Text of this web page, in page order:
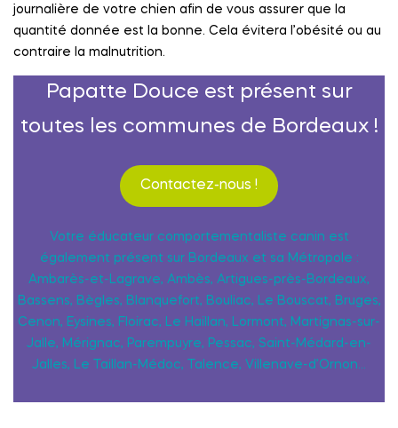
journalière de votre chien afin de vous assurer que la
quantité donnée est la bonne. Cela évitera l’obésité ou au
contraire la malnutrition.
Papatte Douce est présent sur
toutes les communes de Bordeaux !
Contactez-nous !
Votre éducateur comportementaliste canin est
également présent sur Bordeaux et sa Métropole :
Ambarès-et-Lagrave, Ambès, Artigues-près-Bordeaux,
Bassens, Bègles, Blanquefort, Bouliac, Le Bouscat, Bruges,
Cenon, Eysines, Floirac, Le Haillan, Lormont, Martignas-sur-
Jalle, Mérignac, Parempuyre, Pessac, Saint-Médard-en-
Jalles, Le Taillan-Médoc, Talence, Villenave-d’Ornon…